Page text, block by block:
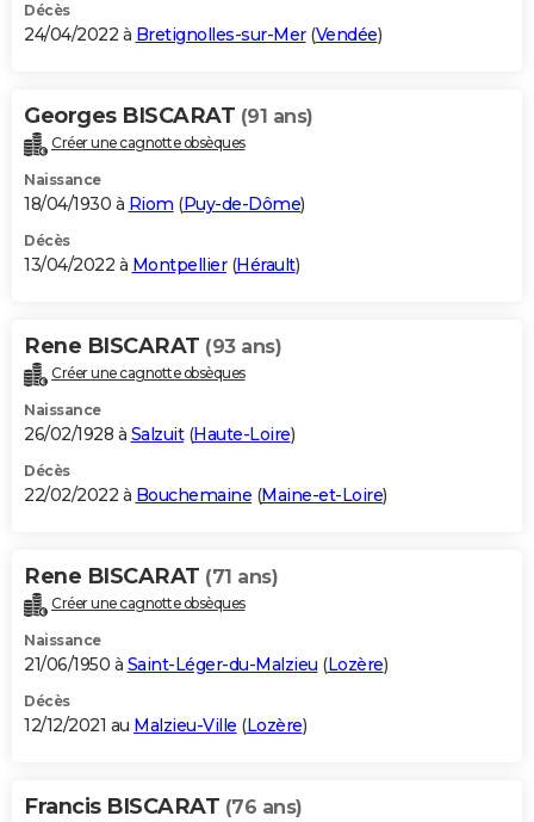
Décès
24/04/2022 à Bretignolles-sur-Mer(Vendée)
Georges BISCARAT (91 ans)
Créer une cagnotte obsèques
Naissance
18/04/1930 à Riom (Puy-de-Dôme)
Décès
13/04/2022 à Montpellier(Hérault)
Rene BISCARAT (93 ans)
Créer une cagnotte obsèques
Naissance
26/02/1928 à Salzuit(Haute-Loire)
Décès
22/02/2022 à Bouchemaine (Maine-et-Loire)
Rene BISCARAT (71 ans)
Créer une cagnotte obsèques
Naissance
21/06/1950 à Saint-Léger-du-Malzieu (Lozère)
Décès
12/12/2021 au Malzieu-Ville (Lozère)
Francis BISCARAT (76 ans)